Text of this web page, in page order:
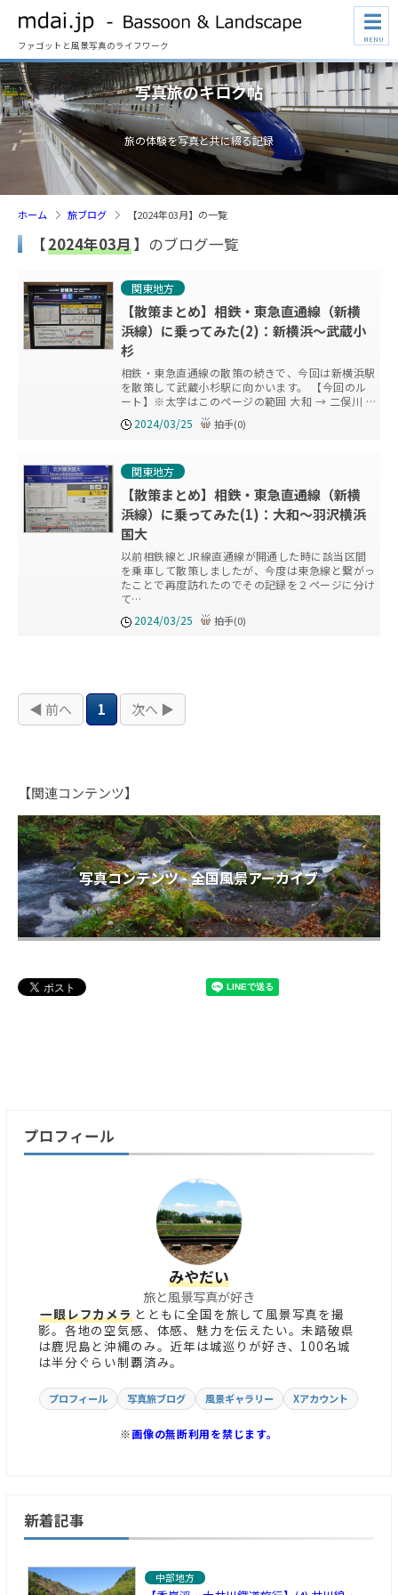
ファゴットと風景写真のライフワーク
☰
MENU
写真旅のキロク帖
旅の体験を写真と共に綴る記録
ホーム 旅ブログ 【2024年03月】の一覧
【2024年03月】のブログ一覧
関東地方
【散策まとめ】相鉄・東急直通線（新横
浜線）に乗ってみた(2)：新横浜～武蔵小
杉
相鉄・東急直通線の散策の続きで、今回は新横浜駅
を散策して武蔵小杉駅に向かいます。 【今回のル
ート】※太字はこのページの範囲 大和 → 二俣川 …
2024/03/25
拍手(0)
関東地方
【散策まとめ】相鉄・東急直通線（新横
浜線）に乗ってみた(1)：大和～羽沢横浜
国大
以前相鉄線とJR線直通線が開通した時に該当区間
を乗車して散策しましたが、今度は東急線と繋がっ
たことで再度訪れたのでその記録を２ページに分け
て…
2024/03/25
拍手(0)
◀ 前へ 1 次へ ▶
【関連コンテンツ】
写真コンテンツ - 全国風景アーカイブ
プロフィール
みやだい
旅と風景写真が好き
一眼レフカメラ とともに全国を旅して風景写真を撮
影。各地の空気感、体感、魅力を伝えたい。未踏破県
は鹿児島と沖縄のみ。近年は城巡りが好き、100名城
は半分ぐらい制覇済み。
プロフィール 写真旅ブログ 風景ギャラリー Xアカウント
※画像の無断利用を禁じます。
新着記事
中部地方